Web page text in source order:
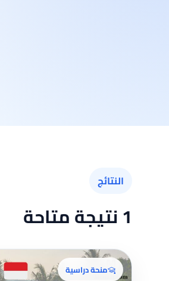
النتائج
1 نتيجة متاحة
منحة دراسية